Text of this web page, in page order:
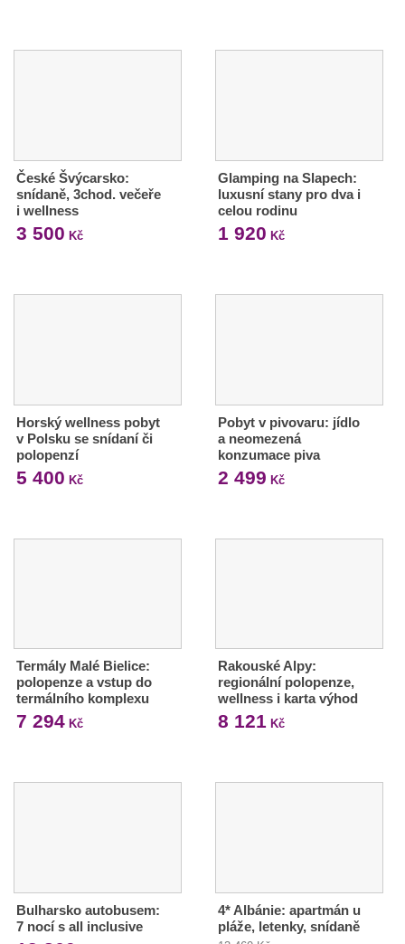
České Švýcarsko:
snídaně, 3chod. večeře
i wellness
3 500 Kč
Glamping na Slapech:
luxusní stany pro dva i
celou rodinu
1 920 Kč
Horský wellness pobyt
v Polsku se snídaní či
polopenzí
5 400 Kč
Pobyt v pivovaru: jídlo
a neomezená
konzumace piva
2 499 Kč
Termály Malé Bielice:
polopenze a vstup do
termálního komplexu
7 294 Kč
Rakouské Alpy:
regionální polopenze,
wellness i karta výhod
8 121 Kč
Bulharsko autobusem:
7 nocí s all inclusive
4* Albánie: apartmán u
pláže, letenky, snídaně